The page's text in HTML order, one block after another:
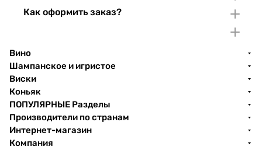
Как оформить заказ?
Вино
Шампанское и игристое
Виски
Коньяк
ПОПУЛЯРНЫЕ Разделы
Производители по странам
Интернет-магазин
Компания